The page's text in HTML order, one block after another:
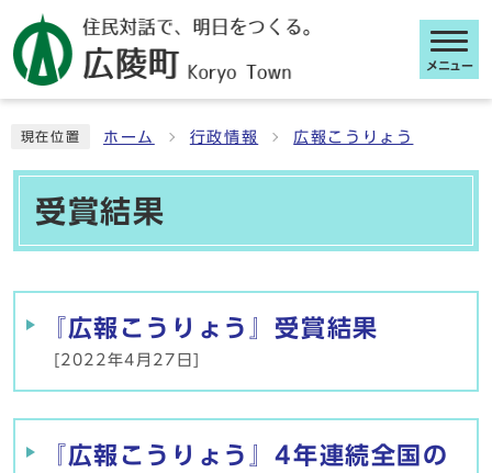
メニュー
現在位置 ホーム 行政情報 広報こうりょう
受賞結果
メインメニュー
『広報こうりょう』受賞結果
[2022年4月27日]
『広報こうりょう』4年連続全国の